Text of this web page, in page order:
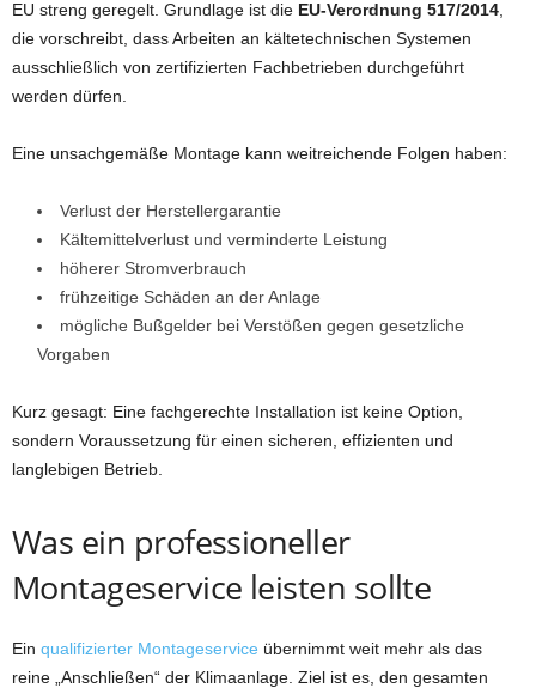
EU streng geregelt. Grundlage ist die EU-Verordnung 517/2014
die vorschreibt, dass Arbeiten an kältetechnischen Systemen
ausschließlich von zertifizierten Fachbetrieben durchgeführt
werden dürfen.
Eine unsachgemäße Montage kann weitreichende Folgen haben:
Verlust der Herstellergarantie
Kältemittelverlust und verminderte Leistung
höherer Stromverbrauch
frühzeitige Schäden an der Anlage
mögliche Bußgelder bei Verstößen gegen gesetzliche
Vorgaben
Kurz gesagt: Eine fachgerechte Installation ist keine Option,
sondern Voraussetzung für einen sicheren, effizienten und
langlebigen Betrieb.
Was ein professioneller
Montageservice leisten sollte
Ein qualifizierter Montageservice übernimmt weit mehr als das
reine „Anschließen“ der Klimaanlage. Ziel ist es, den gesamten